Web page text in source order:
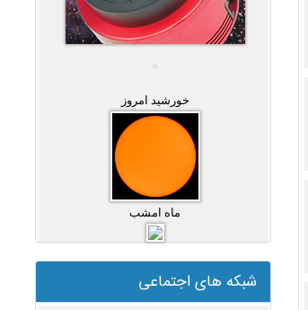
خورشید امروز
ماه امشب
شبکه های اجتماعی